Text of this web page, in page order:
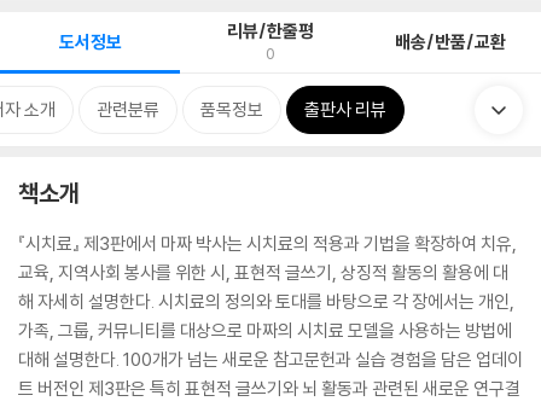
도서정보 리뷰/한줄평
0 배송/반품/교환
자 소개 관련분류 품목정보 출판사 리뷰
책소개
『시치료』 제3판에서 마짜 박사는 시치료의 적용과 기법을 확장하여 치유,
교육, 지역사회 봉사를 위한 시, 표현적 글쓰기, 상징적 활동의 활용에 대
해 자세히 설명한다. 시치료의 정의와 토대를 바탕으로 각 장에서는 개인,
가족, 그룹, 커뮤니티를 대상으로 마짜의 시치료 모델을 사용하는 방법에
대해 설명한다. 100개가 넘는 새로운 참고문헌과 실습 경험을 담은 업데이
트 버전인 제3판은 특히 표현적 글쓰기와 뇌 활동과 관련된 새로운 연구결